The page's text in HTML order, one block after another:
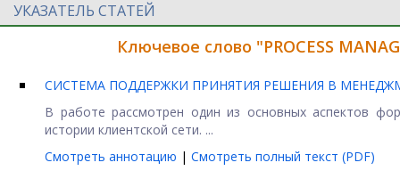
УКАЗАТЕЛЬ СТАТЕЙ
Ключевое слово "PROCESS
СИСТЕМА ПОДДЕРЖКИ ПРИНЯТИЯ РЕШЕНИЯ В
В работе рассмотрен один из основных аспектов
истории клиентской сети. ...
Смотреть аннотацию | Смотреть полный текст (PDF)